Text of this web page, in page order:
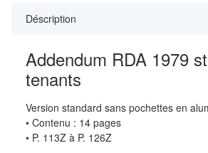
Déscription
Addendum RDA 1979
tenants
Version standard sans pochettes en
• Contenu : 14 pages
• P. 113Z à P. 126Z